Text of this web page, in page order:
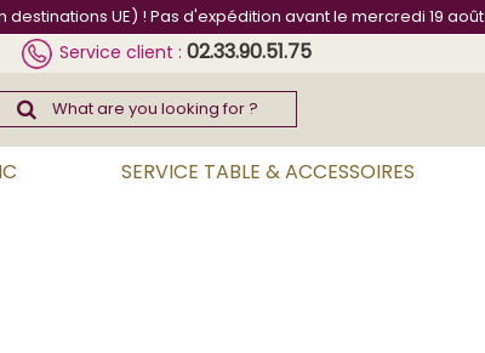
UE) ! Pas d'expédition avant le mercredi 19 août
Service client :02.33.90.51.75
SERVICE TABLE & ACCESSOIRES